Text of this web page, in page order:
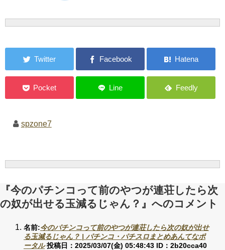
spzone7
『今のパチンコって前のやつが連荘したら次
の奴が出せる玉減るじゃん？』へのコメント
名前:今のパチンコって前のやつが連荘したら次の奴が出せ
る玉減るじゃん？ | パチンコ・パチスロまとめあんてなポ
ータル 投稿日：2025/03/07(金) 05:48:43 ID：2b20cca40